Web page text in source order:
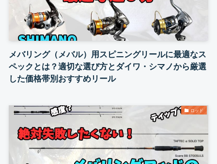
メバリング（メバル）用スピニングリールに最適なス
ペックとは？適切な選び方とダイワ・シマノから厳選
した価格帯別おすすめリール
ロッド